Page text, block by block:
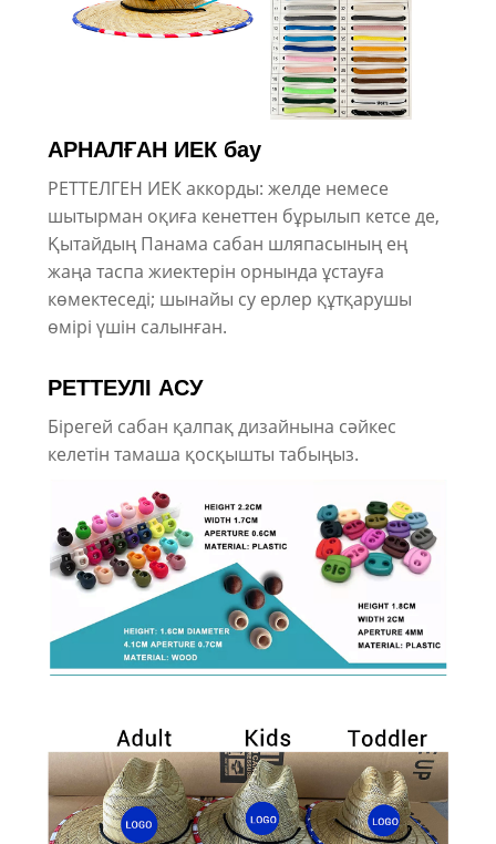
АРНАЛҒАН ИЕК бау
РЕТТЕЛГЕН ИЕК аккорды: желде немесе
шытырман оқиға кенеттен бұрылып кетсе де,
Қытайдың Панама сабан шляпасының ең
жаңа таспа жиектерін орнында ұстауға
көмектеседі; шынайы су ерлер құтқарушы
өмірі үшін салынған.
РЕТТЕУЛІ АСУ
Бірегей сабан қалпақ дизайнына сәйкес
келетін тамаша қосқышты табыңыз.